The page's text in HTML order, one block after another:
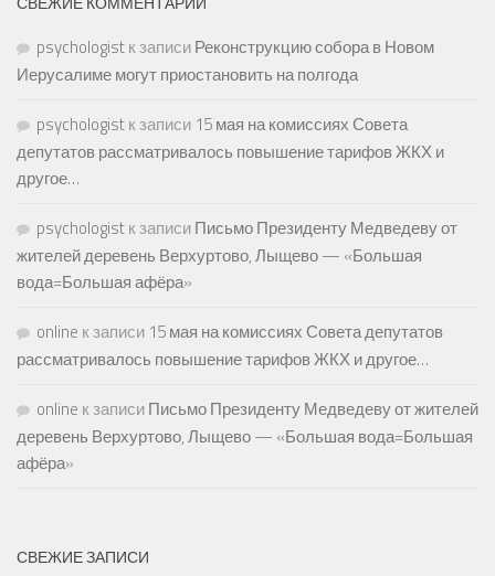
psychologistк записиРеконструкцию собора в Новом
Иерусалиме могут приостановить на полгода
psychologistк записи 15 мая на комиссиях Совета
депутатов рассматривалось повышение тарифов ЖКХ и
другое…
psychologistк записиПисьмо Президенту Медведеву от
жителей деревень Верхуртово, Лыщево — «Большая
вода=Большая афёра»
online к записи 15 мая на комиссиях Совета депутатов
рассматривалось повышение тарифов ЖКХ и другое…
online к записиПисьмо Президенту Медведеву от жителей
деревень Верхуртово, Лыщево — «Большая вода=Большая
афёра»
СВЕЖИЕ ЗАПИСИ